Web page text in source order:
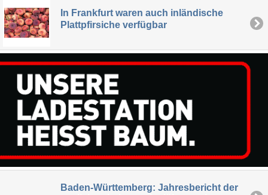
In Frankfurt waren auch inländische
Plattpfirsiche verfügbar
Baden-Württemberg: Jahresbericht der